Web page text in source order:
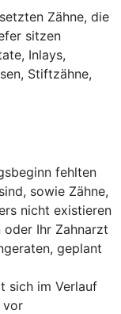
Zähne, die
sitzen
Inlays,
Stiftzähne,
fehlten
sowie Zähne,
nicht existieren
oder Ihr Zahnarzt
geplant
sich im Verlauf
vor